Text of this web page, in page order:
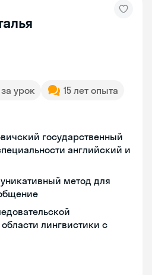
за урок
15 лет опыта
государственный
английский и
метод для
лингвистики с